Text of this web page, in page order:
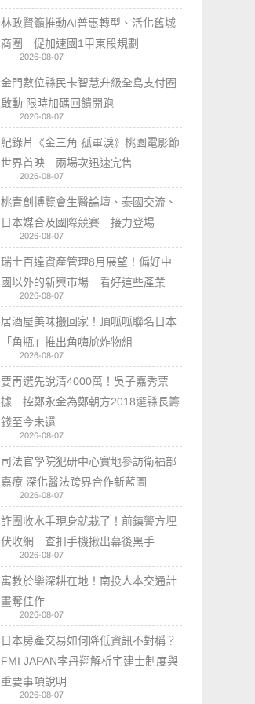
林政賢籲推動AI普惠轉型、活化舊城
商圈 促加速國1甲東段規劃
2026-08-07
金門數位縣民卡智慧升級全島支付圈
啟動 限時加碼回饋開跑
2026-08-07
紀錄片《金三角 孤軍淚》桃園電影節
世界首映 兩場次迅速完售
2026-08-07
桃青創博覽會生醫論壇、泰國交流、
日本媒合及國際競賽 接力登場
2026-08-07
瑞士百達資產管理8月展望！偏好中
國以外的新興市場 看好這些產業
2026-08-07
居酒屋美味搬回家！頂呱呱聯名日本
「角瓶」推出角嗨尬炸物組
2026-08-07
要再選先說清4000萬！吳子嘉秀票
據 控鄭永金為鄭朝方2018選縣長籌
錢至今未還
2026-08-07
司法官學院犯研中心實地參訪衛福部
嘉療 深化醫法跨界合作新藍圖
2026-08-07
詐團收水手現身就栽了！前鎮警方埋
伏收網 查扣手機揪出幕後黑手
2026-08-07
寓教於樂深耕在地！南投人本交通計
畫奪佳作
2026-08-07
日本房產交易如何降低資訊不對稱？
FMI JAPAN李丹翔解析宅建士制度與
重要事項說明
2026-08-07